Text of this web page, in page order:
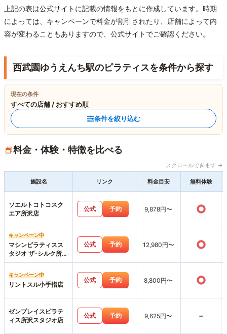
上記の表は公式サイトに記載の情報をもとに作成しています。時期
によっては、キャンペーンで料金が割引されたり、店舗によって内
容が変わることもありますので、公式サイトでご確認ください。
西武園ゆうえんち駅のピラティスを条件から探す
現在の条件
すべての店舗 / おすすめ順
条件を絞り込む
料金・体験・特徴を比べる
スクロールできます →
施設名 リンク 料金目安 無料体験
ソエルトコトコスク
エア所沢店
公式 予約 9,878円〜 ○
キャンペーン中
マシンピラティスス
タジオ ザ･シルク所沢
店
公式 予約 12,980円〜 ○
キャンペーン中
リントスル小手指店
公式 予約 8,800円〜 ○
ゼンプレイスピラテ
ィス所沢スタジオ店
公式 予約 9,625円〜 -